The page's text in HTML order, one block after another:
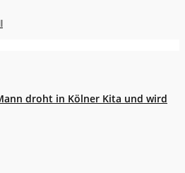
droht in Kölner Kita und wird